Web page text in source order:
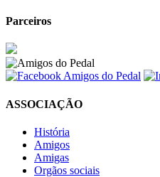
Parceiros
ASSOCIAÇÃO
História
Amigos
Amigas
Orgãos sociais